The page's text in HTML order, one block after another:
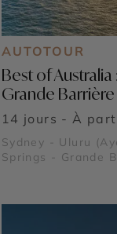
AUTOTOUR
Best of Australia
Grande
14 jours - À
Sydney - Uluru
Springs - Grande